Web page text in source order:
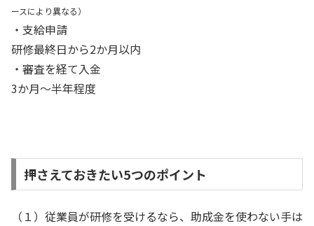
ースにより異なる）
・支給申請
研修最終日から2か月以内
・審査を経て入金
3か月～半年程度
押さえておきたい5つのポイント
（１）従業員が研修を受けるなら、助成金を使わない手は